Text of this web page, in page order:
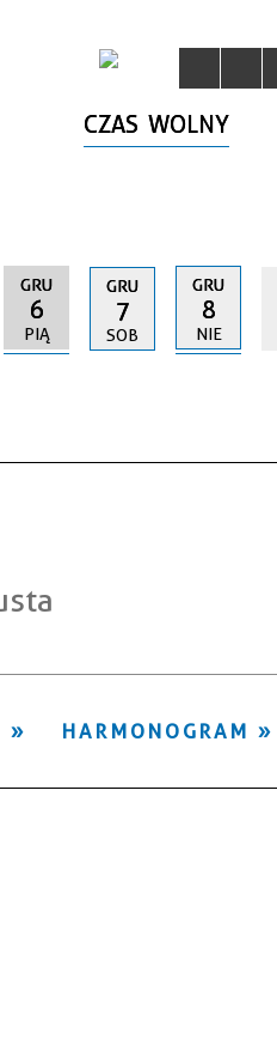
CZAS WOLNY
GRU
6
PIĄ
GRU
7
SOB
GRU
8
NIE
HARMONOGRAM